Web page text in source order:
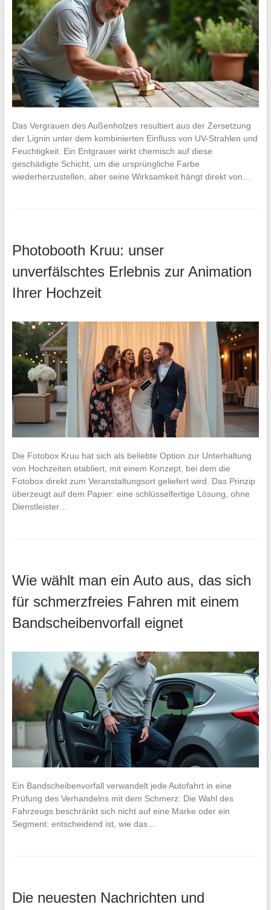
Das Vergrauen des Außenholzes resultiert aus der Zersetzung
der Lignin unter dem kombinierten Einfluss von UV-Strahlen und
Feuchtigkeit. Ein Entgrauer wirkt chemisch auf diese
geschädigte Schicht, um die ursprüngliche Farbe
wiederherzustellen, aber seine Wirksamkeit hängt direkt von…
Photobooth Kruu: unser
unverfälschtes Erlebnis zur Animation
Ihrer Hochzeit
Die Fotobox Kruu hat sich als beliebte Option zur Unterhaltung
von Hochzeiten etabliert, mit einem Konzept, bei dem die
Fotobox direkt zum Veranstaltungsort geliefert wird. Das Prinzip
überzeugt auf dem Papier: eine schlüsselfertige Lösung, ohne
Dienstleister…
Wie wählt man ein Auto aus, das sich
für schmerzfreies Fahren mit einem
Bandscheibenvorfall eignet
Ein Bandscheibenvorfall verwandelt jede Autofahrt in eine
Prüfung des Verhandelns mit dem Schmerz. Die Wahl des
Fahrzeugs beschränkt sich nicht auf eine Marke oder ein
Segment: entscheidend ist, wie das…
Die neuesten Nachrichten und